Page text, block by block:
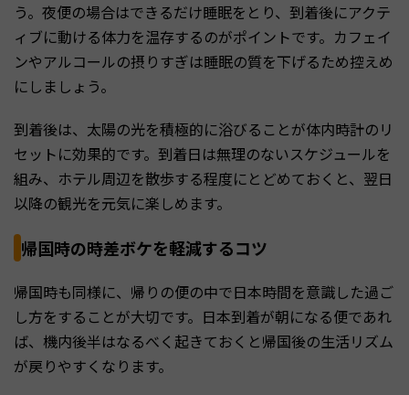
う。夜便の場合はできるだけ睡眠をとり、到着後にアクテ
ィブに動ける体力を温存するのがポイントです。カフェイ
ンやアルコールの摂りすぎは睡眠の質を下げるため控えめ
にしましょう。
到着後は、太陽の光を積極的に浴びることが体内時計のリ
セットに効果的です。到着日は無理のないスケジュールを
組み、ホテル周辺を散歩する程度にとどめておくと、翌日
以降の観光を元気に楽しめます。
帰国時の時差ボケを軽減するコツ
帰国時も同様に、帰りの便の中で日本時間を意識した過ご
し方をすることが大切です。日本到着が朝になる便であれ
ば、機内後半はなるべく起きておくと帰国後の生活リズム
が戻りやすくなります。